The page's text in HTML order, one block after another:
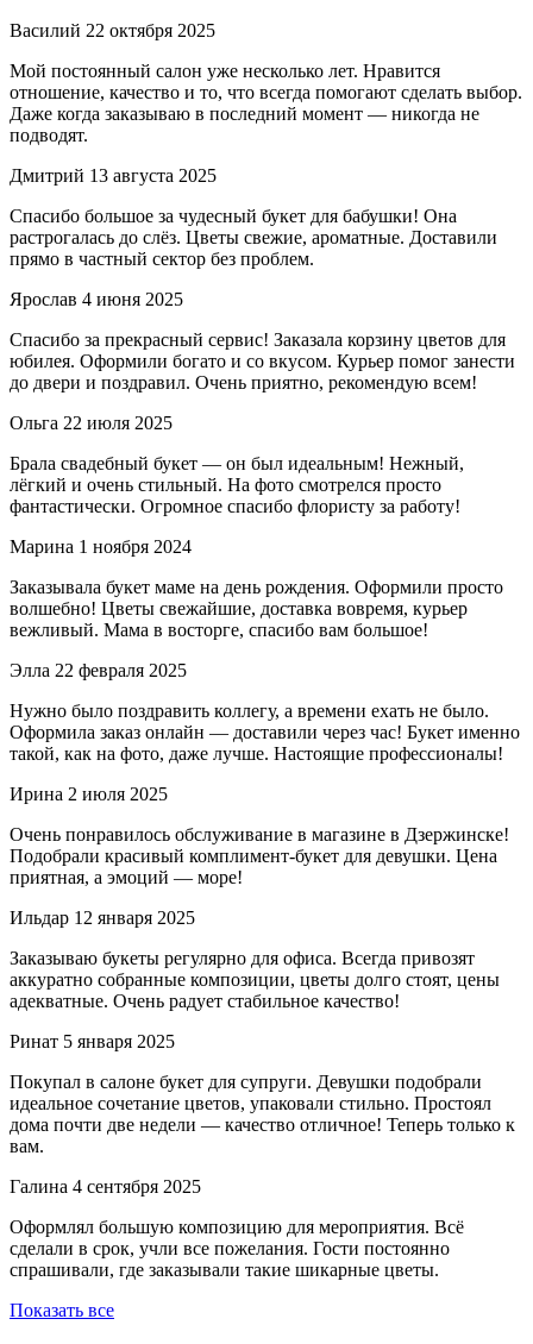
Василий 22 октября 2025
Мой постоянный салон уже несколько лет. Нравится
отношение, качество и то, что всегда помогают сделать выбор.
Даже когда заказываю в последний момент — никогда не
подводят.
Дмитрий 13 августа 2025
Спасибо большое за чудесный букет для бабушки! Она
растрогалась до слёз. Цветы свежие, ароматные. Доставили
прямо в частный сектор без проблем.
Ярослав 4 июня 2025
Спасибо за прекрасный сервис! Заказала корзину цветов для
юбилея. Оформили богато и со вкусом. Курьер помог занести
до двери и поздравил. Очень приятно, рекомендую всем!
Ольга 22 июля 2025
Брала свадебный букет — он был идеальным! Нежный,
лёгкий и очень стильный. На фото смотрелся просто
фантастически. Огромное спасибо флористу за работу!
Марина 1 ноября 2024
Заказывала букет маме на день рождения. Оформили просто
волшебно! Цветы свежайшие, доставка вовремя, курьер
вежливый. Мама в восторге, спасибо вам большое!
Элла 22 февраля 2025
Нужно было поздравить коллегу, а времени ехать не было.
Оформила заказ онлайн — доставили через час! Букет именно
такой, как на фото, даже лучше. Настоящие профессионалы!
Ирина 2 июля 2025
Очень понравилось обслуживание в магазине в Дзержинске!
Подобрали красивый комплимент-букет для девушки. Цена
приятная, а эмоций — море!
Ильдар 12 января 2025
Заказываю букеты регулярно для офиса. Всегда привозят
аккуратно собранные композиции, цветы долго стоят, цены
адекватные. Очень радует стабильное качество!
Ринат 5 января 2025
Покупал в салоне букет для супруги. Девушки подобрали
идеальное сочетание цветов, упаковали стильно. Простоял
дома почти две недели — качество отличное! Теперь только к
вам.
Галина 4 сентября 2025
Оформлял большую композицию для мероприятия. Всё
сделали в срок, учли все пожелания. Гости постоянно
спрашивали, где заказывали такие шикарные цветы.
Показать все